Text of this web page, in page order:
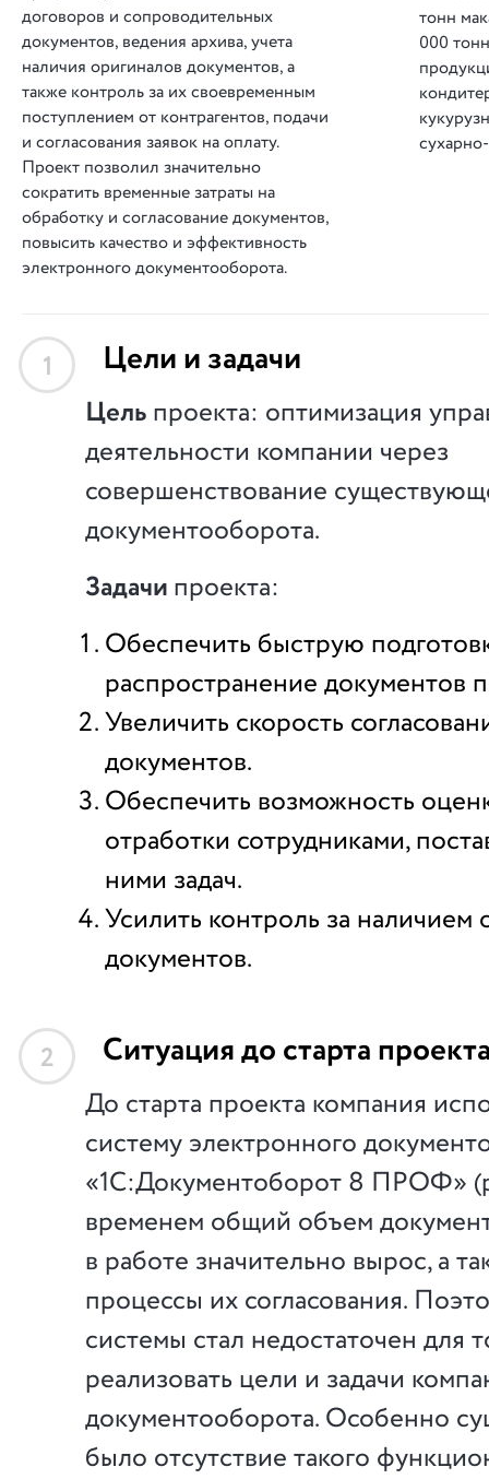
договоров и сопроводительных
документов, ведения архива, учета
наличия оригиналов документов, а
также контроль за их своевременным
поступлением от контрагентов, подачи
и согласования заявок на оплату.
Проект позволил значительно
сократить временные затраты на
обработку и согласование документов,
повысить качество и эффективность
электронного документооборота.
тонн
000
1 Цели и задачи
Цельпроекта: оптимизация
деятельности компании через
совершенствование
документооборота.
Задачипроекта:
Обеспечить быструю
распространение документов
Увеличить скорость
документов.
Обеспечить возможность
отработки сотрудниками,
ними задач.
Усилить контроль за наличием
документов.
2 Ситуация до старта
До старта проекта компания
систему электронного
«1С:Документоборот 8 ПРОФ»
временем общий объем
в работе значительно вырос, а
процессы их согласования.
системы стал недостаточен для
реализовать цели и задачи
документооборота. Особенно
было отсутствие такого